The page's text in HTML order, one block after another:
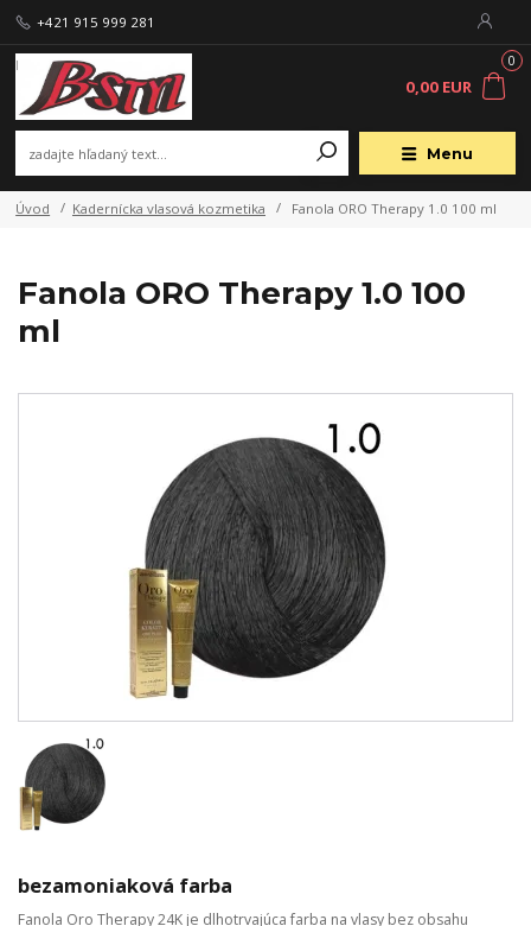
Menu
+421 915 999 281
0
0,00 EUR
Úvod Kadernícka vlasová kozmetika Fanola ORO Therapy 1.0 100 ml
Fanola ORO Therapy 1.0 100
ml
bezamoniaková farba
Fanola Oro Therapy 24K je dlhotrvajúca farba na vlasy bez obsahu